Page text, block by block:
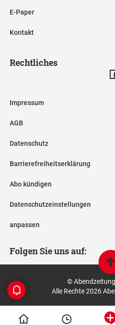
E-Paper
Kontakt
Rechtliches
Impressum
AGB
Datenschutz
Barrierefreiheitserklärung
Abo kündigen
Datenschutzeinstellungen
anpassen
Folgen Sie uns auf:
©
Alle Rechte 2026